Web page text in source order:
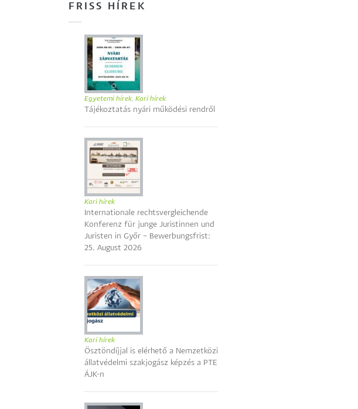
FRISS HÍREK
Egyetemi hírek, Kari hírek
Tájékoztatás nyári működési rendről
Kari hírek
Internationale rechtsvergleichende
Konferenz für junge Juristinnen und
Juristen in Győr – Bewerbungsfrist:
25. August 2026
Kari hírek
Ösztöndíjjal is elérhető a Nemzetközi
állatvédelmi szakjogász képzés a PTE
ÁJK-n